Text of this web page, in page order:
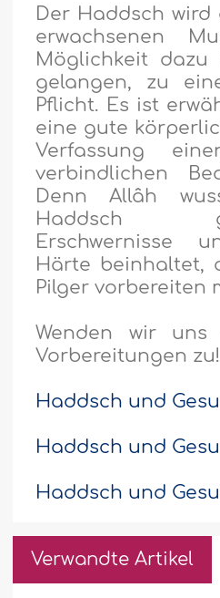
Der Haddsch
erwachsenen
Möglichkeit
gelangen, zu
Pflicht. Es ist
eine gute
Verfassung
verbindlichen
Denn Allâh
Haddsch
Erschwernisse
Härte beinhaltet,
Pilger vorbereiten
Wenden wir
Vorbereitungen zu!
Haddsch und
Haddsch und
Haddsch und
Verwandte Artikel